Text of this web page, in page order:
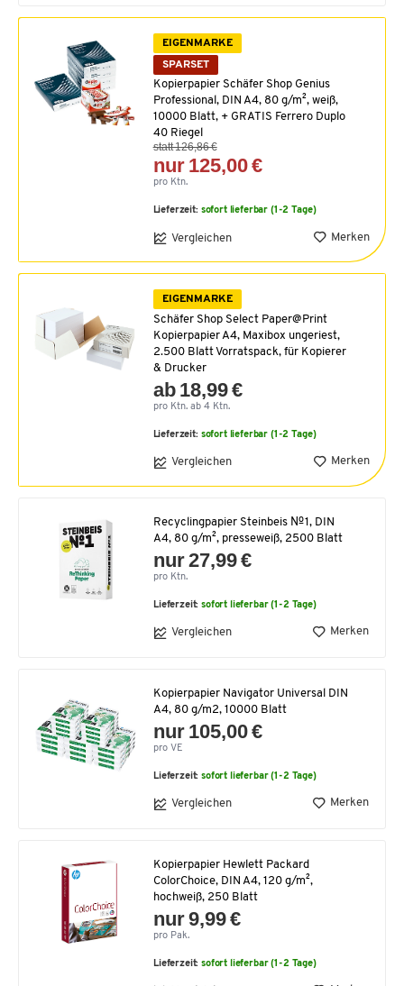
EIGENMARKE
SPARSET
Kopierpapier Schäfer Shop Genius
Professional, DIN A4, 80 g/m², weiß,
10000 Blatt, + GRATIS Ferrero Duplo
40 Riegel
statt 126,86 €
nur 125,00 €
pro Ktn.
Lieferzeit: sofort lieferbar (1-2 Tage)
Vergleichen Merken
EIGENMARKE
Schäfer Shop Select Paper@Print
Kopierpapier A4, Maxibox ungeriest,
2.500 Blatt Vorratspack, für Kopierer
& Drucker
ab 18,99 €
pro Ktn. ab 4 Ktn.
Lieferzeit: sofort lieferbar (1-2 Tage)
Vergleichen Merken
Recyclingpapier Steinbeis №1, DIN
A4, 80 g/m², presseweiß, 2500 Blatt
nur 27,99 €
pro Ktn.
Lieferzeit:sofort lieferbar (1-2 Tage)
Vergleichen Merken
Kopierpapier Navigator Universal DIN
A4, 80 g/m2, 10000 Blatt
nur 105,00 €
pro VE
Lieferzeit:sofort lieferbar (1-2 Tage)
Vergleichen Merken
Kopierpapier Hewlett Packard
ColorChoice, DIN A4, 120 g/m²,
hochweiß, 250 Blatt
nur 9,99 €
pro Pak.
Lieferzeit:sofort lieferbar (1-2 Tage)